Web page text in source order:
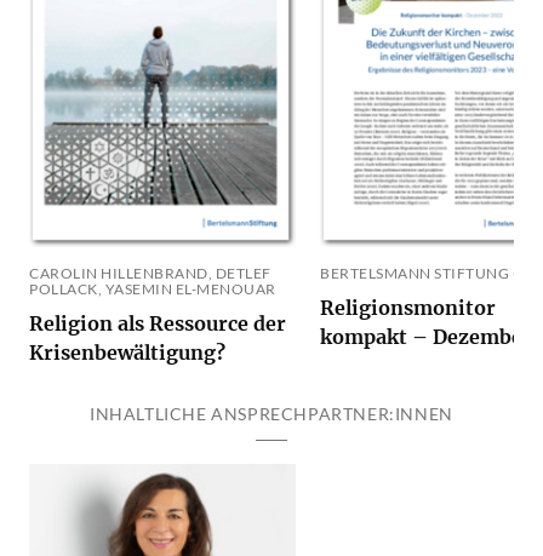
CAROLIN HILLENBRAND, DETLEF
POLLACK, YASEMIN EL-MENOUAR
Religion als Ressource der
Krisenbewältigung?
BERTELSMANN STIFTUNG
Religionsmonitor
kompakt – Dezember
INHALTLICHE ANSPRECHPARTNER:INNEN